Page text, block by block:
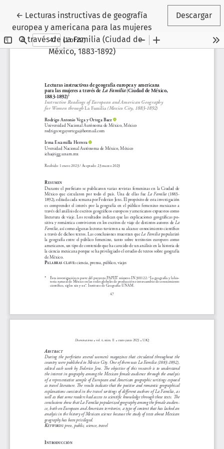
← Volver a los detalles del artículo
Lecturas instructivas de geografía
europea y americana para las mujeres
a través de La Familia (Ciudad de
México, 1883-1892)
Descargar